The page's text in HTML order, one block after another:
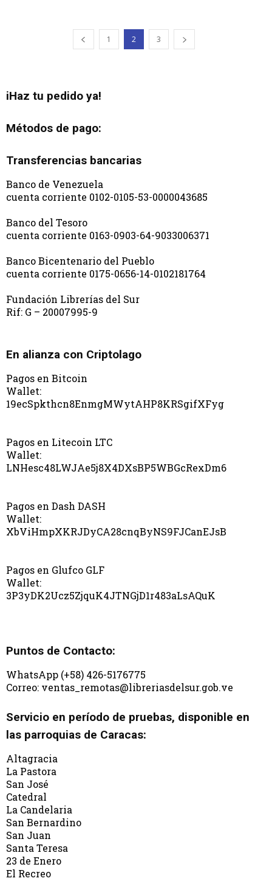
1 2 3
iHaz tu pedido ya!
Métodos de pago:
Transferencias bancarias
Banco de Venezuela
cuenta corriente 0102-0105-53-0000043685
Banco del Tesoro
cuenta corriente 0163-0903-64-9033006371
Banco Bicentenario del Pueblo
cuenta corriente 0175-0656-14-0102181764
Fundación Librerías del Sur
Rif: G – 20007995-9
En alianza con Criptolago
Pagos en Bitcoin
Wallet:
19ecSpkthcn8EnmgMWytAHP8KRSgifXFyg
Pagos en Litecoin LTC
Wallet:
LNHesc48LWJAe5j8X4DXsBP5WBGcRexDm6
Pagos en Dash DASH
Wallet:
XbViHmpXKRJDyCA28cnqByNS9FJCanEJsB
Pagos en Glufco GLF
Wallet:
3P3yDK2Ucz5ZjquK4JTNGjD1r483aLsAQuK
Puntos de Contacto:
WhatsApp (+58) 426-5176775
Correo: ventas_remotas@libreriasdelsur.gob.ve
Servicio en período de pruebas, disponible en
las parroquias de Caracas:
Altagracia
La Pastora
San José
Catedral
La Candelaria
San Bernardino
San Juan
Santa Teresa
23 de Enero
El Recreo